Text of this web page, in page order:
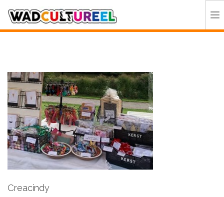
DEELNEMERS
DOE MEE
CONTACT
ORGANISATIE
Creacindy